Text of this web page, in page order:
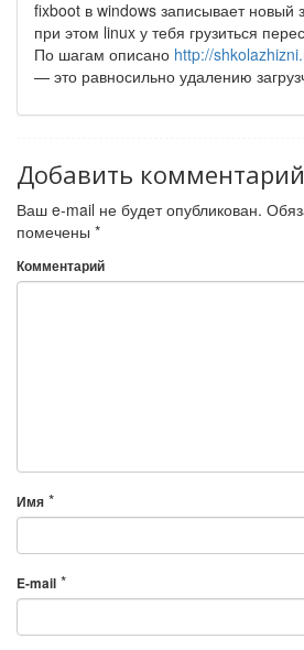
fixboot в windows записывает новый
при этом linux у тебя грузиться
По шагам описано http://
— это равносильно удалению
Добавить комментарий
Ваш e-mail не будет опубликован.
помечены *
Комментарий
Имя *
E-mail *